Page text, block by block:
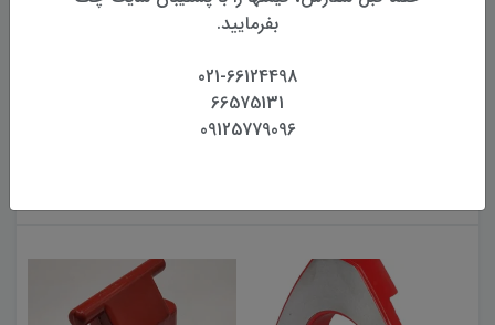
همراه با گارانتی معتبر
بازگشت وجه
بازگشت وجه بدون قید و شرط
بفرمایید.
021-66124498
66575131
09125779096